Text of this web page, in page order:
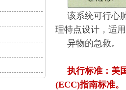
该系统可行心
理特点设计，适
异物的急救。
执行标准：美
(ECC)指南标准。